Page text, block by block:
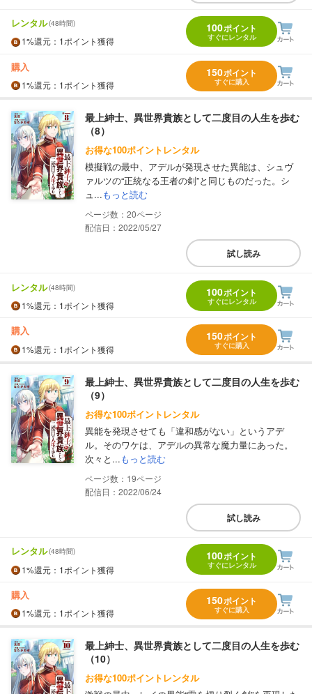
レンタル(48時間)
1%還元 ：1ポイント獲得
100ポイント
すぐにレンタル
購入
1%還元 ：1ポイント獲得
150ポイント
すぐに購入
最上紳士、異世界貴族として二度目の人生を歩む
（8）
お得な100ポイントレンタル
模擬戦の最中、アデルが発現させた異能は、シュヴ
ァルツの“正統なる王者の剣”と同じものだった。シ
ュ...もっと読む
20
配信日：2022/05/27
試し読み
レンタル(48時間)
1%還元 ：1ポイント獲得
100ポイント
すぐにレンタル
購入
1%還元 ：1ポイント獲得
150ポイント
すぐに購入
最上紳士、異世界貴族として二度目の人生を歩む
（9）
お得な100ポイントレンタル
異能を発現させても「違和感がない」というアデ
ル。そのワケは、アデルの異常な魔力量にあった。
次々と...もっと読む
19
配信日：2022/06/24
試し読み
レンタル(48時間)
1%還元 ：1ポイント獲得
100ポイント
すぐにレンタル
購入
1%還元 ：1ポイント獲得
150ポイント
すぐに購入
最上紳士、異世界貴族として二度目の人生を歩む
（10）
お得な100ポイントレンタル